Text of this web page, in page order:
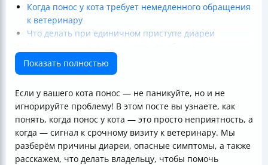
Когда понос у кота требует немедленного обращения
к ветеринару
Что делать при единичном приступе диареи
пищеварения
Профилактика кишечных инфекций и глистных
Особенности диареи при пищевом отравлении и
гнилостных процессах
Как избежать обезвоживания при поносе
Итоговая таблица симптомов и действий владельца
Показать полностью
Если у вашего кота понос — не паникуйте, но и не
игнорируйте проблему! В этом посте вы узнаете, как
понять, когда понос у кота — это просто неприятность, а
когда — сигнал к срочному визиту к ветеринару. Мы
разберём причины диареи, опасные симптомы, а также
расскажем, что делать владельцу, чтобы помочь